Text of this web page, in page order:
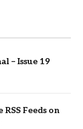
– Issue 19
Feeds on